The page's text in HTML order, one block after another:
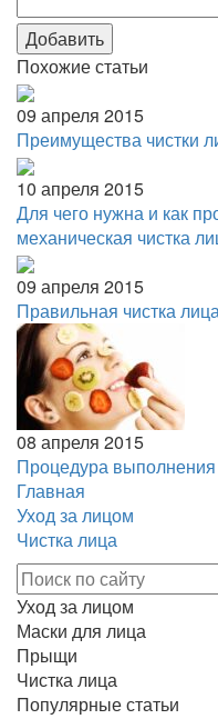
Добавить
Похожие статьи
09 апреля 2015
Преимущества чистки
10 апреля 2015
Для чего нужна и как
механическая чистка
09 апреля 2015
Правильная чистка
08 апреля 2015
Процедура выполнения
Главная
Уход за лицом
Чистка лица
Уход за лицом
Маски для лица
Прыщи
Чистка лица
Популярные статьи